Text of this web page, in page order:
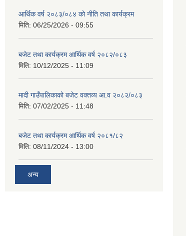
आर्थिक वर्ष २०८३/०८४ को नीति तथा कार्यक्रम
मिति: 06/25/2026 - 09:55
बजेट तथा कार्यक्रम आर्थिक वर्ष २०८२/०८३
मिति: 10/12/2025 - 11:09
मादी गाउँपालिकाको बजेट वक्तव्य आ.व २०८२/०८३
मिति: 07/02/2025 - 11:48
बजेट तथा कार्यक्रम आर्थिक वर्ष २०८१/८२
मिति: 08/11/2024 - 13:00
अन्य